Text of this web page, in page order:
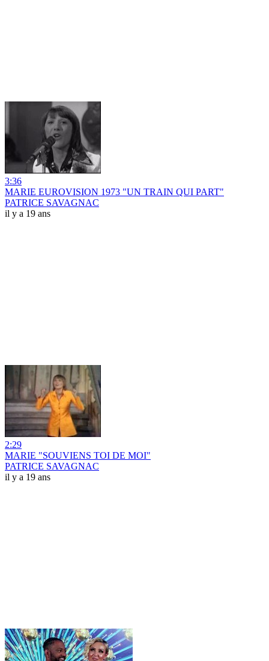
3:36
MARIE EUROVISION 1973 "UN TRAIN QUI PART"
PATRICE SAVAGNAC
il y a 19 ans
2:29
MARIE "SOUVIENS TOI DE MOI"
PATRICE SAVAGNAC
il y a 19 ans